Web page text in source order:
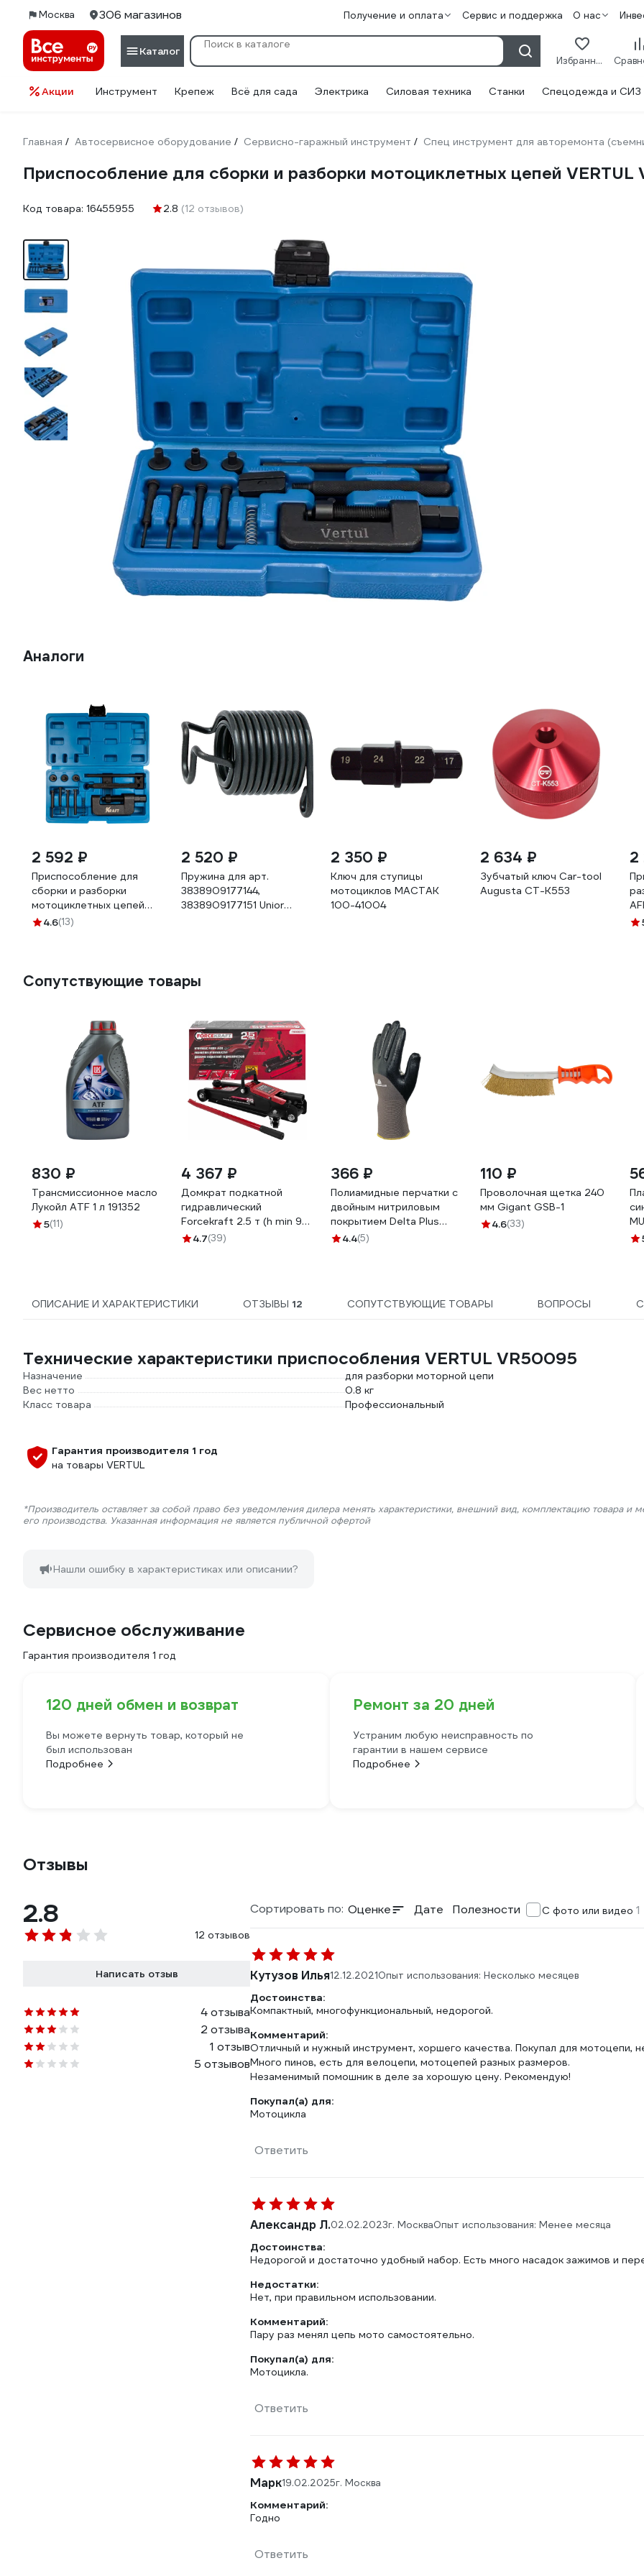
Москва 306 магазинов Получение и оплата Сервис и поддержка О нас
Каталог
Избранное
Акции Инструмент Крепеж Всё для сада Электрика Силовая техника Станки Спецодежда и СИЗ
Главная / Автосервисное оборудование / Сервисно-гаражный инструмент / Спец инструмент для авторемонта
Приспособление для сборки и разборки мотоциклетных цепей VERTUL
Код товара: 16455955 2.8 (12 отзывов)
Аналоги
2 592 ₽
Приспособление для
сборки и разборки
мотоциклетных цепей
KRAFT KT 701111
4.6(13)
2 520 ₽
Пружина для арт.
3838909177144,
3838909177151 Unior
2 350 ₽
Ключ для ступицы
мотоциклов МАСТАК
100-41004
2 634 ₽
Зубчатый ключ Car-tool
Augusta CT-K553
2
Сопутствующие товары
830 ₽
Трансмиссионное масло
Лукойл ATF 1 л 191352
5(11)
4 367 ₽
Домкрат подкатной
гидравлический
Forcekraft 2.5 т (h min 90
мм, h max 400 мм) FK-
4.7(39)
366 ₽
Полиамидные перчатки с
двойным нитриловым
покрытием Delta Plus
VE713, р.10 VE71310
4.4(5)
110 ₽
Проволочная щетка 240
мм Gigant GSB-1
4.6(33)
ОПИСАНИЕ И ХАРАКТЕРИСТИКИ ОТЗЫВЫ 12 СОПУТСТВУЮЩИЕ ТОВАРЫ ВОПРОСЫ
Технические характеристики приспособления VERTUL VR50095
Назначение
для разборки моторной цепи
Вес нетто
0.8 кг
Класс товара
Профессиональный
Гарантия производителя 1 год
на товары VERTUL
*Производитель оставляет за собой право без уведомления дилера менять характеристики, внешний вид, комплектацию товара и
его производства. Указанная информация не является публичной офертой
Нашли ошибку в характеристиках или описании?
Сервисное обслуживание
Гарантия производителя 1 год
120 дней обмен и возврат
Вы можете вернуть товар, который не
был использован
Подробнее
Ремонт за 20 дней
Устраним любую неисправность по
гарантии в нашем сервисе
Подробнее
Отзывы
2.8
12 отзывов
Написать отзыв
4 отзыва
2 отзыва
1 отзыв
5 отзывов
Сортировать по: Оценке Дате Полезности С фото или видео 1
Кутузов Илья12.12.2021Опыт использования: Несколько месяцев
Достоинства:
Компактный, многофункциональный, недорогой.
Комментарий:
Отличный и нужный инструмент, хоршего качества. Покупал для мотоцепи,
Много пинов, есть для велоцепи, мотоцепей разных размеров.
Незаменимый помошник в деле за хорошую цену. Рекомендую!
Покупал(а) для:
Мотоцикла
Ответить
Александр Л.02.02.2023г. МоскваОпыт использования: Менее месяца
Достоинства:
Недорогой и достаточно удобный набор. Есть много насадок зажимов и
Недостатки:
Нет, при правильном использовании.
Комментарий:
Пару раз менял цепь мото самостоятельно.
Покупал(а) для:
Мотоцикла.
Ответить
Марк19.02.2025г. Москва
Комментарий:
Годно
Ответить